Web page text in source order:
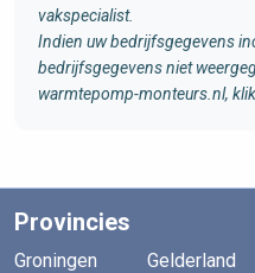
vakspecialist.
Indien uw bedrijfsgegevens
bedrijfsgegevens niet
warmtepomp-monteurs.nl,
Provincies
Groningen
Gelderland